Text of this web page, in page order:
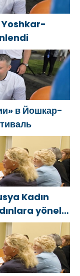
Yoshkar-
в Йошкар-
Kadın
yönelik
için